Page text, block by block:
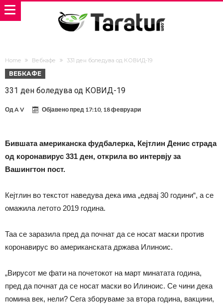
Home Вебкафе 331 ден боледува од КОВИД-19
ВЕБКАФЕ
331 ден боледува од КОВИД-19
ОдA V Објавено пред 17:10, 18 февруари
Бившата американска фудбалерка, Кејтлин Денис страда
од коронавирус 331 ден, открила во интервју за
Вашингтон пост.
Кејтлин во текстот наведува дека има „едвај 30 години“, а се
омажила летото 2019 година.
Таа се заразила пред да почнат да се носат маски против
коронавирус во американската држава Илиноис.
„Вирусот ме фати на почетокот на март минатата година,
пред да почнат да се носат маски во Илиноис. Се чини дека
помина век, нели? Сега зборуваме за втора година, вакцини,